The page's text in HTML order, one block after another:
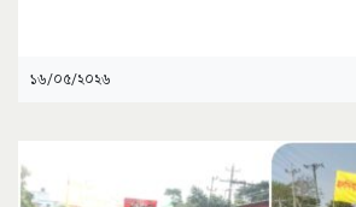
১৬/০৫/২০২৬